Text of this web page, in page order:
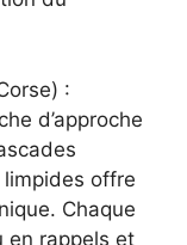
:
d’approche
offre
Chaque
en rappels et